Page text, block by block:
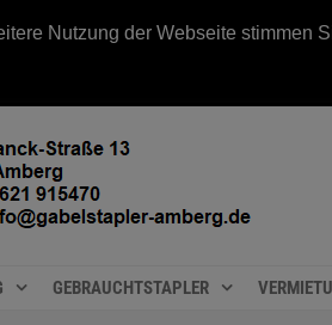
Nutzung der Webseite stimmen
GEBRAUCHTSTAPLER